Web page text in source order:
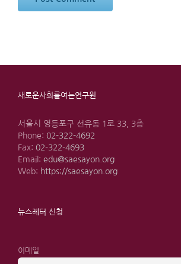
새로운사회를여는연구원
서울시 영등포구 선유동 1로 33, 3층
Phone: 02-322-4692
Fax: 02-322-4693
Email: edu@saesayon.org
Web: https://saesayon.org
뉴스레터 신청
이메일